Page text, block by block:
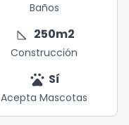
Baños
square_foot 250m2
Construcción
pets Sí
Acepta Mascotas